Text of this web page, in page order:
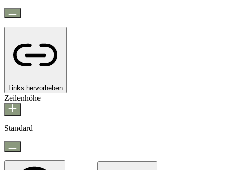
Links hervorheben
Zeilenhöhe
Standard